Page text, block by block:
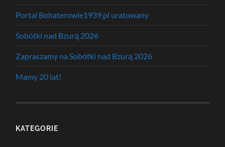
Portal Bohaterowie1939.pl uratowany
Sobótki nad Bzurą 2026
Zapraszamy na Sobótki nad Bzurą 2026
Mamy 20 lat!
KATEGORIE